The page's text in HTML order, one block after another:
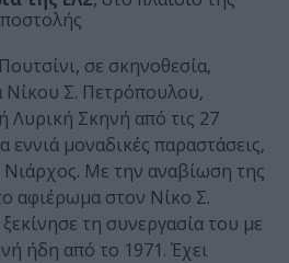
σε σκηνοθεσία,
Νίκου Σ. Πετρόπουλου,
Λυρική Σκηνή από τις 27
εννιά μοναδικές παραστάσεις,
Με την αναβίωση της
αφιέρωμα στον Νίκο Σ.
τη συνεργασία του με
ήδη από το 1971. Έχει